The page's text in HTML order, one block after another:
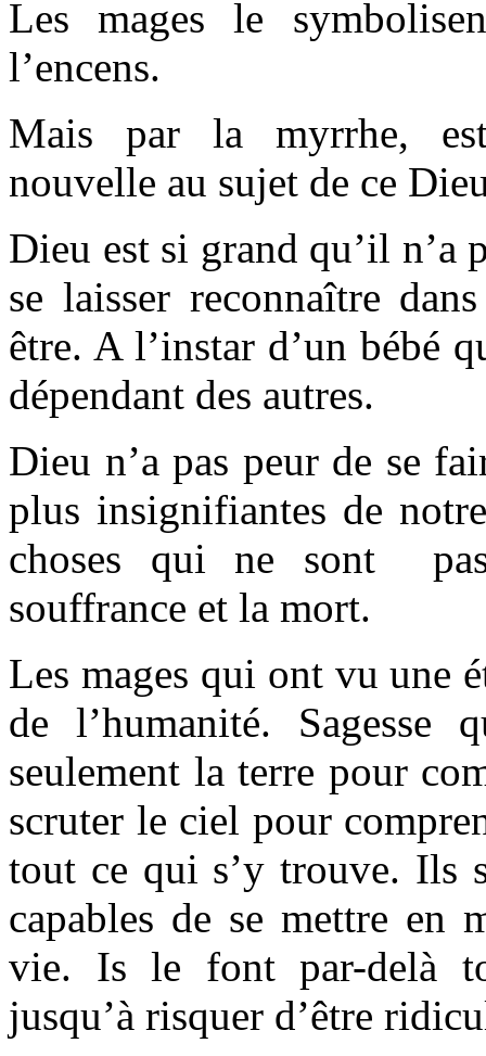
Les mages le
l’encens.
Mais par la myrrhe, est
nouvelle au sujet de ce
Dieu est si grand qu’il n’a
se laisser reconnaître
être. A l’instar d’un bébé
dépendant des autres.
Dieu n’a pas peur de se
plus insignifiantes de
choses qui ne sont
souffrance et la mort.
Les mages qui ont vu une
de l’humanité. Sagesse
seulement la terre pour
scruter le ciel pour
tout ce qui s’y trouve. Ils
capables de se mettre en
vie. Is le font par-delà
jusqu’à risquer d’être